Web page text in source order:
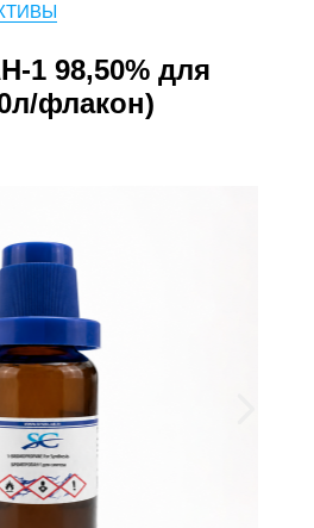
98,50% для
флакон)